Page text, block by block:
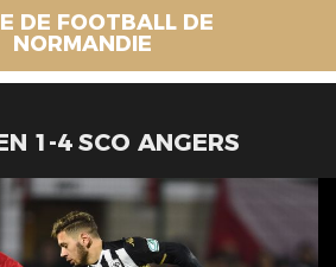
DE FOOTBALL DE
NORMANDIE
1-4 SCO ANGERS